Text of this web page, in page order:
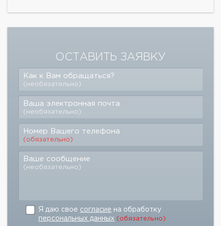
ОСТАВИТЬ ЗАЯВКУ
Как к Вам обращаться?
(необязательно)
Ваша электронная почта
(необязательно)
Номер Вашего телефона
(обязательно)
Ваше сообщение
(необязательно)
Я даю свое согласие на обработку
персональных данных (обязательно)